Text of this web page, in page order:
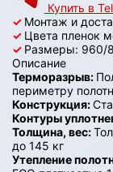
Купить в
✓ Монтаж и
✓ Цвета пленок
✓ Размеры: 960/
Описание
Терморазрыв:
периметру
Конструкция:
Контуры
Толщина, вес:
до 145 кг
Утепление